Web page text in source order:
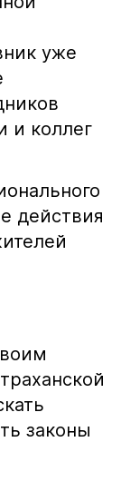
уже
и коллег
действия
законы